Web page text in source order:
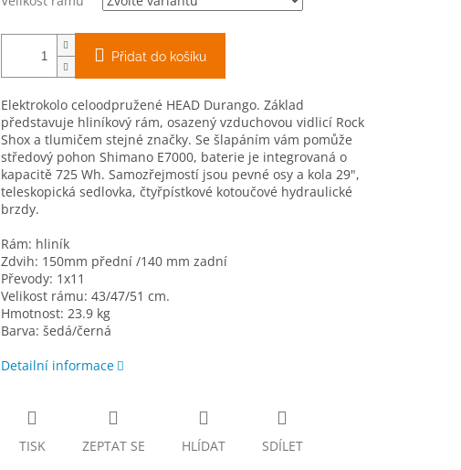
Přidat do košíku
Elektrokolo celoodpružené HEAD Durango. Základ
představuje hliníkový rám, osazený vzduchovou vidlicí Rock
Shox a tlumičem stejné značky. Se šlapáním vám pomůže
středový pohon Shimano E7000, baterie je integrovaná o
kapacitě 725 Wh. Samozřejmostí jsou pevné osy a kola 29",
teleskopická sedlovka, čtyřpístkové kotoučové hydraulické
brzdy.
Rám: hliník
Zdvih: 150mm přední /140 mm zadní
Převody: 1x11
Velikost rámu: 43/47/51 cm.
Hmotnost: 23.9 kg
Barva: šedá/černá
Detailní informace
TISK ZEPTAT SE HLÍDAT SDÍLET